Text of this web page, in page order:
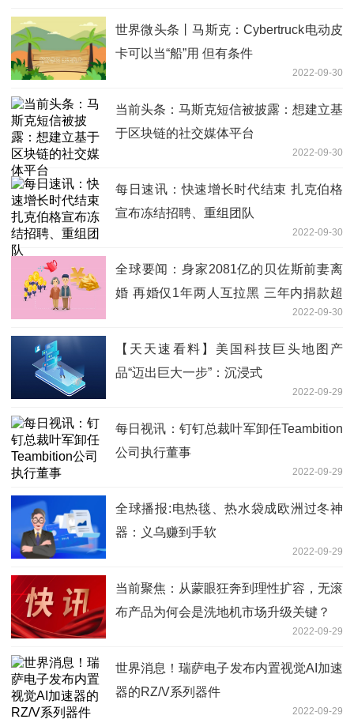
世界微头条丨马斯克：Cybertruck电动皮
卡可以当“船”用 但有条件
2022-09-30
当前头条：马斯克短信被披露：想建立基
于区块链的社交媒体平台
2022-09-30
每日速讯：快速增长时代结束 扎克伯格
宣布冻结招聘、重组团队
2022-09-30
全球要闻：身家2081亿的贝佐斯前妻离
婚 再婚仅1年两人互拉黑 三年内捐款超
2022-09-30
【天天速看料】美国科技巨头地图产
品“迈出巨大一步”：沉浸式
2022-09-29
每日视讯：钉钉总裁叶军卸任Teambition
公司执行董事
2022-09-29
全球播报:电热毯、热水袋成欧洲过冬神
器：义乌赚到手软
2022-09-29
当前聚焦：从蒙眼狂奔到理性扩容，无滚
布产品为何会是洗地机市场升级关键？
2022-09-29
世界消息！瑞萨电子发布内置视觉AI加速
器的RZ/V系列器件
2022-09-29